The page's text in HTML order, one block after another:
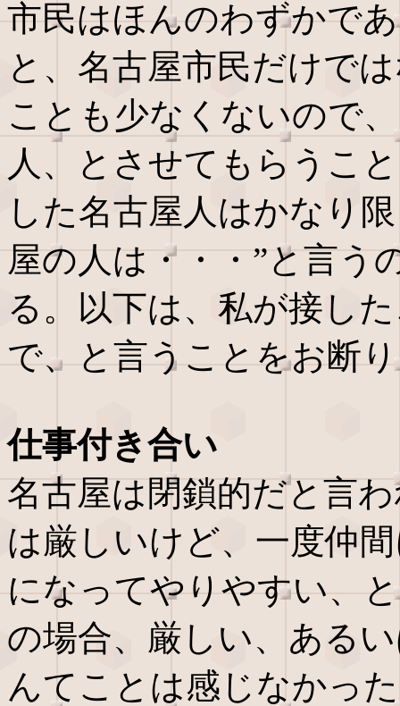
市民はほんのわずかで
と、名古屋市民だけで
ことも少なくないので
人、とさせてもらうこ
した名古屋人はかなり
屋の人は・・・”と言う
る。以下は、私が接し
で、と言うことをお断
仕事付き合い
名古屋は閉鎖的だと言
は厳しいけど、一度仲
になってやりやすい、
の場合、厳しい、ある
んてことは感じなかっ